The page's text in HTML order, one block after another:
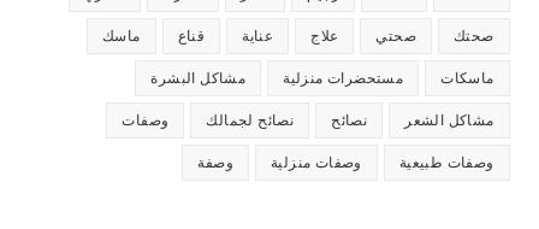
صحتك صحتي علاج عناية قناع ماسك
ماسكات مستحضرات منزلية مشاكل البشرة
مشاكل الشعر نصائح نصائح لجمالك وصفات
وصفات طبيعية وصفات منزلية وصفة